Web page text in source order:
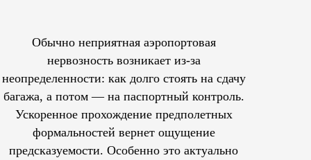
Обычно неприятная аэропортовая
нервозность возникает из-за
неопределенности: как долго стоять на сдачу
багажа, а потом — на паспортный контроль.
Ускоренное прохождение предполетных
формальностей вернет ощущение
предсказуемости. Особенно это актуально